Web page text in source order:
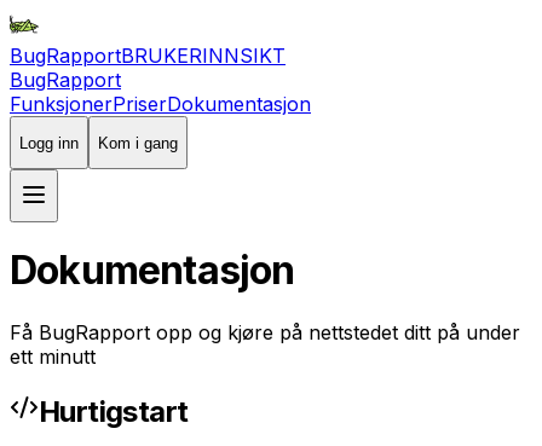
BugRapportBRUKERINNSIKT
BugRapport
FunksjonerPriserDokumentasjon
Logg inn Kom i gang
Dokumentasjon
Få BugRapport opp og kjøre på nettstedet ditt på under
ett minutt
Hurtigstart